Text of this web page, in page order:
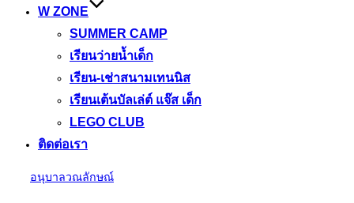
W ZONE
SUMMER CAMP
เรียนว่ายน้ำเด็ก
เรียน-เช่าสนามเทนนิส
เรียนเต้นบัลเล่ต์ แจ๊ส เด็ก
LEGO CLUB
ติดต่อเรา
อนุบาลวณลักษณ์